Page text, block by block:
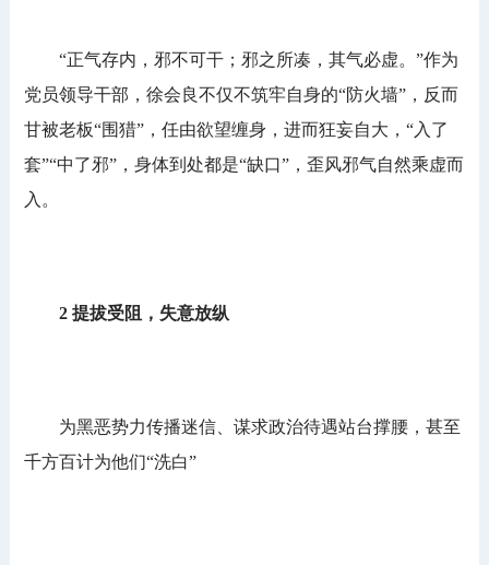
“正气存内，邪不可干；邪之所凑，其气必虚。”作为
党员领导干部，徐会良不仅不筑牢自身的“防火墙”，反而
甘被老板“围猎”，任由欲望缠身，进而狂妄自大，“入了
套”“中了邪”，身体到处都是“缺口”，歪风邪气自然乘虚而
入。
2 提拔受阻，失意放纵
为黑恶势力传播迷信、谋求政治待遇站台撑腰，甚至
千方百计为他们“洗白”